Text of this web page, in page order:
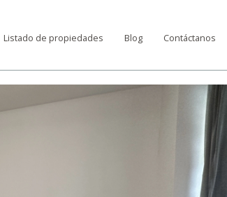
Listado de propiedades Blog Contáctanos